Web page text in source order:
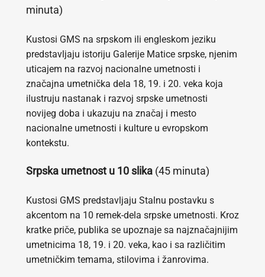
minuta)
Kustosi GMS na srpskom ili engleskom jeziku
predstavljaju istoriju Galerije Matice srpske, njenim
uticajem na razvoj nacionalne umetnosti i
značajna umetnička dela 18, 19. i 20. veka koja
ilustruju nastanak i razvoj srpske umetnosti
novijeg doba i ukazuju na značaj i mesto
nacionalne umetnosti i kulture u evropskom
kontekstu.
Srpska umetnost u 10 slika (45 minuta)
Kustosi GMS predstavljaju Stalnu postavku s
akcentom na 10 remek-dela srpske umetnosti. Kroz
kratke priče, publika se upoznaje sa najznačajnijim
umetnicima 18, 19. i 20. veka, kao i sa različitim
umetničkim temama, stilovima i žanrovima.